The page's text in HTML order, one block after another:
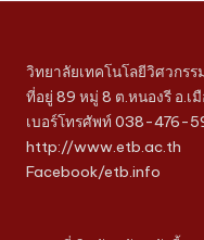
วิทยาลัยเทคโนโลยีวิศวกรร
ที่อยู่ 89 หมู่ 8 ต.หนองรี อ.เ
เบอร์โทรศัพท์ 038-476-
http://www.etb.ac.th
Facebook/etb.info